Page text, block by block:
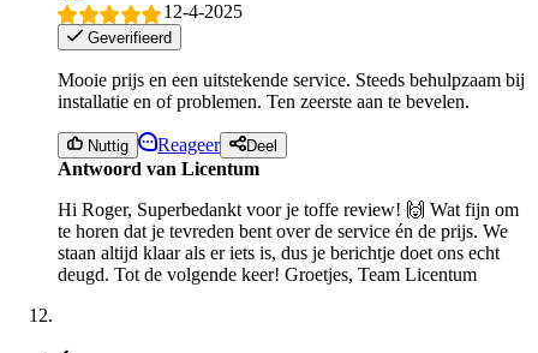
12-4-2025
Geverifieerd
Mooie prijs en een uitstekende service. Steeds behulpzaam bij
installatie en of problemen. Ten zeerste aan te bevelen.
Nuttig Reageer Deel
Antwoord van Licentum
Hi Roger, Superbedankt voor je toffe review! 🙌 Wat fijn om
te horen dat je tevreden bent over de service én de prijs. We
staan altijd klaar als er iets is, dus je berichtje doet ons echt
deugd. Tot de volgende keer! Groetjes, Team Licentum